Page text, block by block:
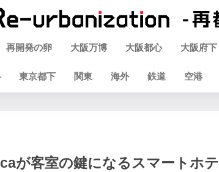
再開発の卵 大阪万博 大阪都心 大阪府下
東京都下 関東 海外 鉄道 空港
が客室の鍵になるスマートホテ